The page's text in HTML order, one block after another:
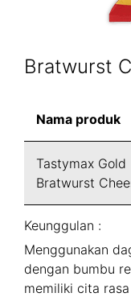
Bratwurst
Nama produk
Tastymax Gold
Bratwurst
Keunggulan :
Menggunakan
dengan bumbu
memiliki cita